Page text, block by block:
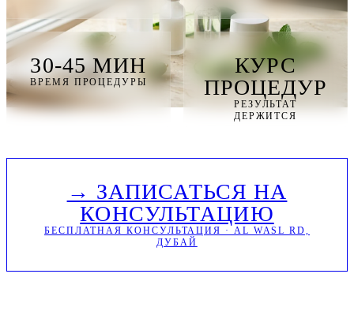
30-45 МИН
ВРЕМЯ ПРОЦЕДУРЫ
КУРС
ПРОЦЕДУР
РЕЗУЛЬТАТ
ДЕРЖИТСЯ
→ ЗАПИСАТЬСЯ НА
КОНСУЛЬТАЦИЮ
БЕСПЛАТНАЯ КОНСУЛЬТАЦИЯ · AL WASL RD,
ДУБАЙ